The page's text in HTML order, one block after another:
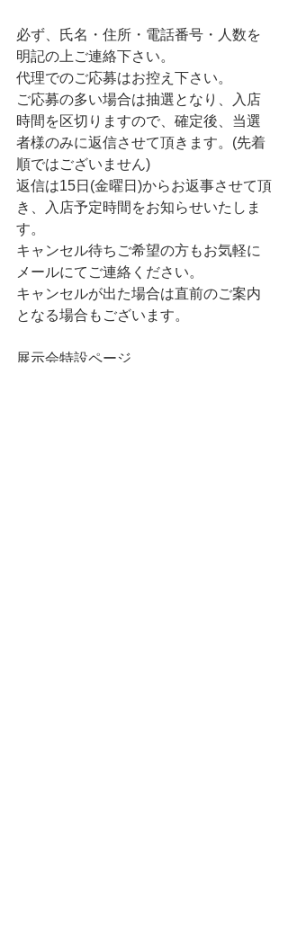
必ず、氏名・住所・電話番号・人数を
明記の上ご連絡下さい。
代理でのご応募はお控え下さい。
ご応募の多い場合は抽選となり、入店
時間を区切りますので、確定後、当選
者様のみに返信させて頂きます。(先着
順ではございません)
返信は15日(金曜日)からお返事させて頂
き、入店予定時間をお知らせいたしま
す。
キャンセル待ちご希望の方もお気軽に
メールにてご連絡ください。
キャンセルが出た場合は直前のご案内
となる場合もございます。
展示会特設ページ